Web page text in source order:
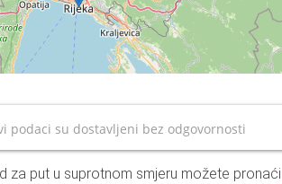
podaci su dostavljeni bez odgovornosti
za put u suprotnom smjeru možete pronaći